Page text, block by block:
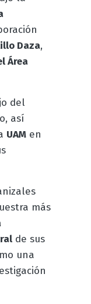
Daza,
Área
del
así
UAMen
más
de sus
una